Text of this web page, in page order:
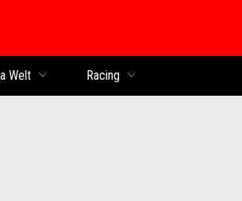
Welt Racing